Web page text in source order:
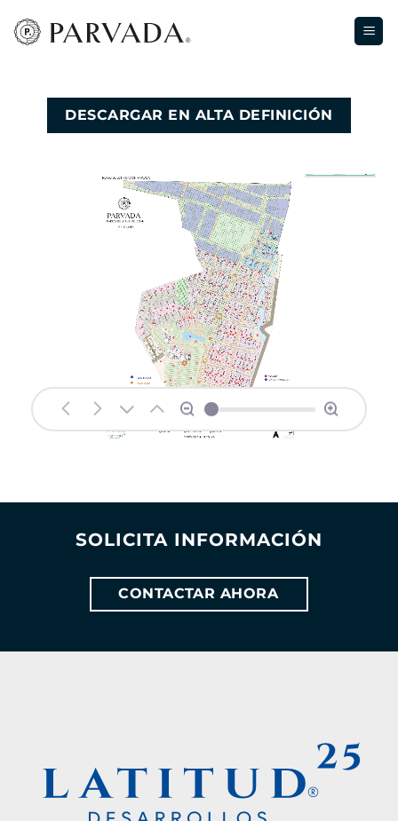
to
DESCARGAR EN ALTA DEFINICIÓN
SOLICITA INFORMACIÓN
CONTACTAR AHORA